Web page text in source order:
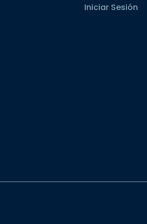
Iniciar Sesión